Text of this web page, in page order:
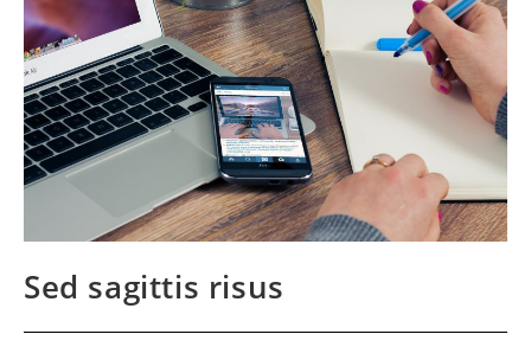
Sed sagittis risus